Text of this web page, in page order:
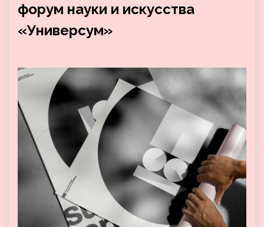
форум науки и искусства
«Универсум»